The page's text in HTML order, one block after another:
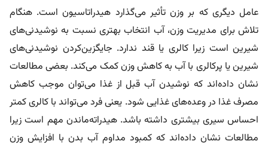
عامل دیگری که بر وزن تأثیر می‌گذارد هیدراتاسیون است. هنگام
تلاش برای مدیریت وزن، آب انتخاب بهتری نسبت به نوشیدنی‌های
شیرین است زیرا کالری یا قند ندارد. جایگزین‌کردن نوشیدنی‌های
شیرین یا پرکالری با آب به کاهش وزن کمک می‌کند. بعضی مطالعات
نشان داده‌اند که نوشیدن آب قبل از غذا می‌توان موجب کاهش
مصرف غذا در وعده‌های غذایی شود. یعنی فرد می‌تواند با کالری کمتر
احساس سیری بیشتری داشته باشد. هیدراته‌ماندن مهم است زیرا
مطالعات نشان داده‌اند که کمبود مداوم آب بدن با افزایش وزن